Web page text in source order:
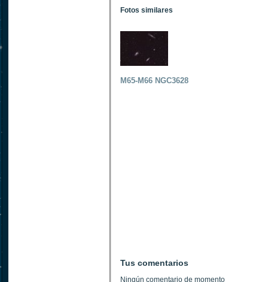
Fotos similares
M65-M66 NGC3628
Tus comentarios
Ningún comentario de momento